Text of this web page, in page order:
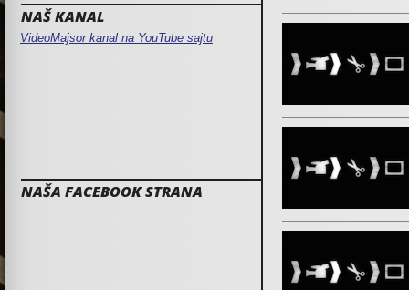
NAŠ KANAL
VideoMajsor kanal na YouTube sajtu
NAŠA FACEBOOK STRANA